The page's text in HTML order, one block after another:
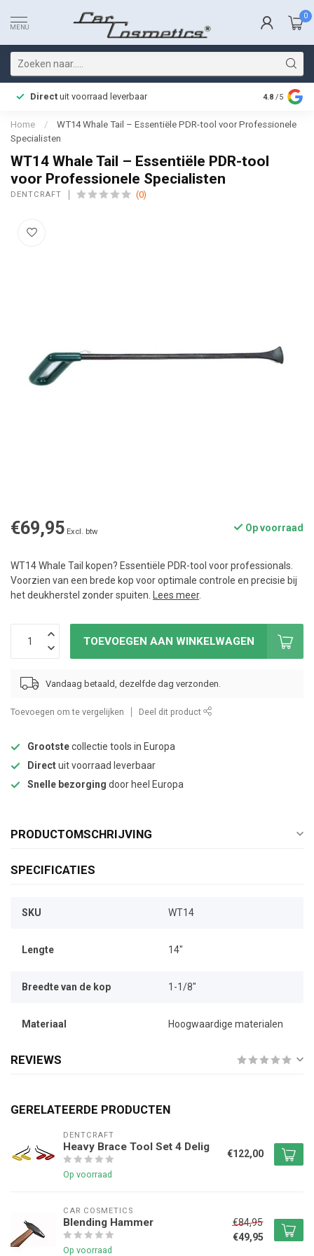
MENU
0
Direct uit voorraad leverbaar Snelle
4.8 /5
Home /
WT14 Whale Tail – Essentiële PDR-tool voor Professionele
Specialisten
WT14 Whale Tail – Essentiële PDR-tool
voor Professionele Specialisten
DENTCRAFT (0)
€69,95 Excl. btw Op voorraad
WT14 Whale Tail kopen? Essentiële PDR-tool voor professionals.
Voorzien van een brede kop voor optimale controle en precisie bij
het deukherstel zonder spuiten.
Lees meer.
TOEVOEGEN AAN WINKELWAGEN
Vandaag betaald, dezelfde dag verzonden.
Toevoegen om te vergelijken Deel dit product
Grootstecollectie tools in Europa
Directuit voorraad leverbaar
Snelle bezorging door heel Europa
PRODUCTOMSCHRIJVING
SPECIFICATIES
SKU WT14
Lengte 14"
Breedte van de kop 1-1/8"
Materiaal Hoogwaardige materialen
REVIEWS
GERELATEERDE PRODUCTEN
DENTCRAFT
Heavy Brace Tool Set 4 Delig
Op voorraad
€122,00
CAR COSMETICS
Blending Hammer
Op voorraad
€84,95
€49,95